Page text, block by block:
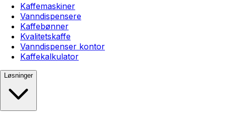
Kaffemaskiner
Vanndispensere
Kaffebønner
Kvalitetskaffe
Vanndispenser kontor
Kaffekalkulator
Løsninger